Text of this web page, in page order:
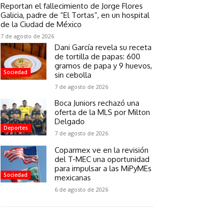
Reportan el fallecimiento de Jorge Flores
Galicia, padre de “El Tortas”, en un hospital
de la Ciudad de México
7 de agosto de 2026
Sociedad
Dani García revela su receta
de tortilla de papas: 600
gramos de papa y 9 huevos,
sin cebolla
7 de agosto de 2026
Deportes
Boca Juniors rechazó una
oferta de la MLS por Milton
Delgado
7 de agosto de 2026
Sociedad
Coparmex ve en la revisión
del T-MEC una oportunidad
para impulsar a las MiPyMEs
mexicanas
6 de agosto de 2026